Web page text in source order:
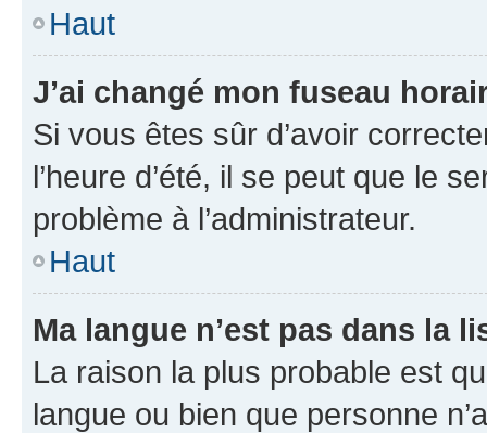
Haut
J’ai changé mon fuseau
Si vous êtes sûr d’avoir
l’heure d’été, il se peut que le
problème à l’administrateur.
Haut
Ma langue n’est pas dans la
La raison la plus probable est
langue ou bien que personne